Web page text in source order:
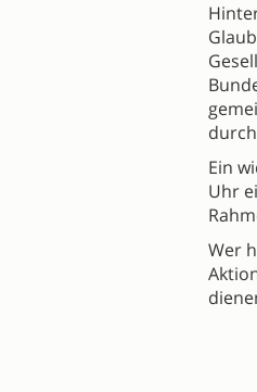
Ein
Uhr
Wer